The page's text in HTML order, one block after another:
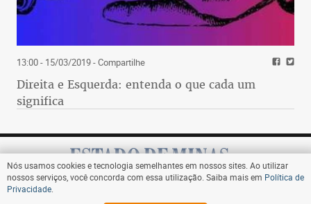
13:00 - 15/03/2019- Compartilhe
Direita e Esquerda: entenda o que cada um
significa
Nós usamos cookies e tecnologia semelhantes em nossos sites. Ao utilizar
nossos serviços, você concorda com essa utilização. Saiba mais em Política de
Privacidade